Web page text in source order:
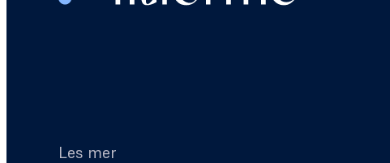
Les mer